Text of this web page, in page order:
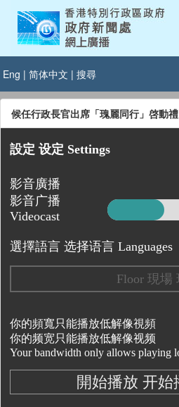
Eng | 简体中文 | 搜尋
候任行政長官出席「瑰麗同行」啓動禮